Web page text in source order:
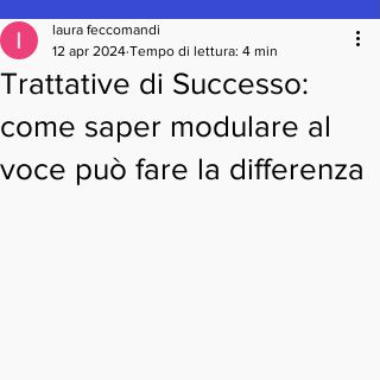
Trattative di Successo:
come saper modulare al
voce può fare la differenza
laura feccomandi
12 apr 2024 Tempo di lettura: 4 min